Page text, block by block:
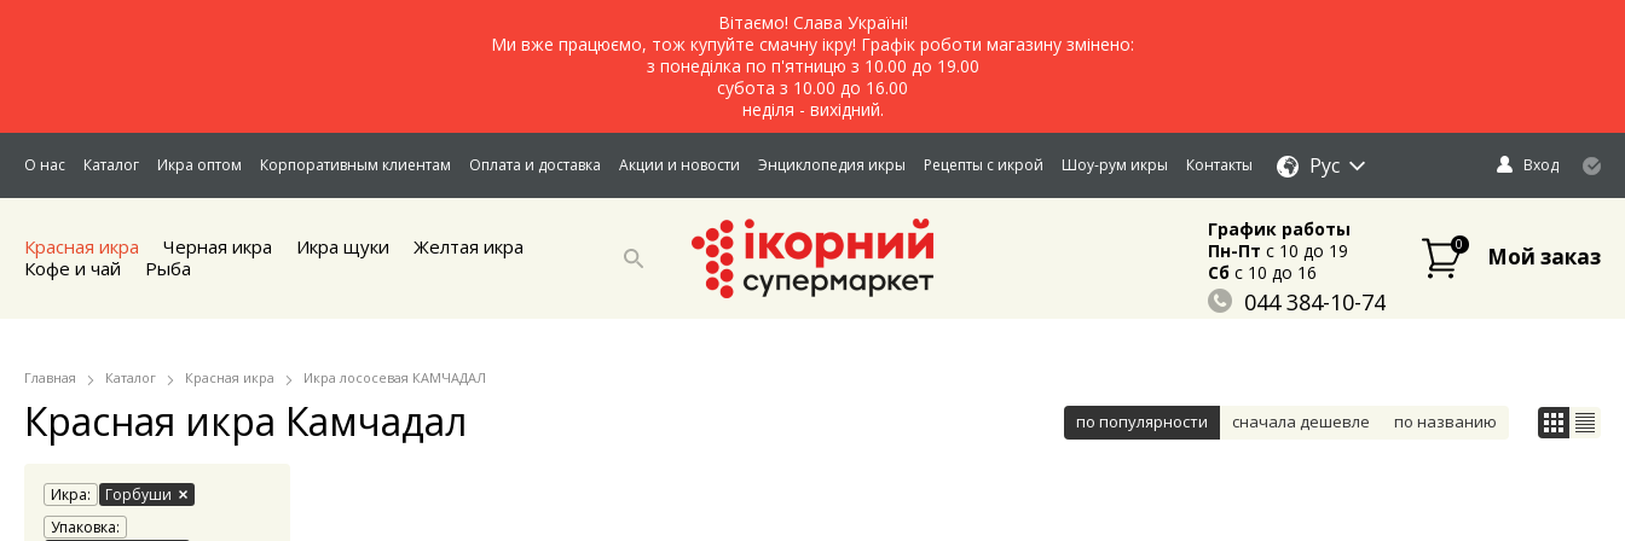
Вітаємо! Слава Україні!
Ми вже працюємо, тож купуйте смачну ікру! Графік роботи магазину змінено:
з понеділка по п'ятницю з 10.00 до 19.00
субота з 10.00 до 16.00
неділя - вихідний.
О нас Каталог Икра оптом Корпоративным клиентам Оплата и доставка Акции и новости Энциклопедия икры Рецепты с икрой Шоу-рум икры Контакты Рус Вход
Красная икра Черная икра Икра щуки
Желтая икра
Кофе и чай
Рыба
График работы
Пн-Пт c 10 до 19
Сбc 10 до 16
044 384-10-74
0 Мой заказ
Главная Каталог Красная икра Икра лососевая КАМЧАДАЛ
Красная икра Камчадал по популярности сначала дешевле по названию
Икра:
Горбуши
Упаковка: